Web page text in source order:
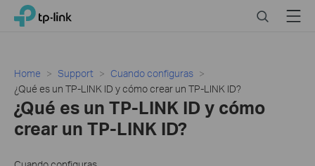
Click
navigation
TP-Link, Reliably Smart SearchMenu
Home Support
Cuando configuras
¿Qué es un TP-LINK ID y cómo crear un TP-LINK ID?
¿Qué es un TP-LINK ID y cómo
crear un TP-LINK ID?